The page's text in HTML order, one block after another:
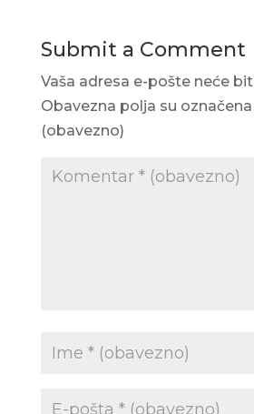
Submit a Comment
Vaša adresa e-pošte neće
Obavezna polja su označena
(obavezno)